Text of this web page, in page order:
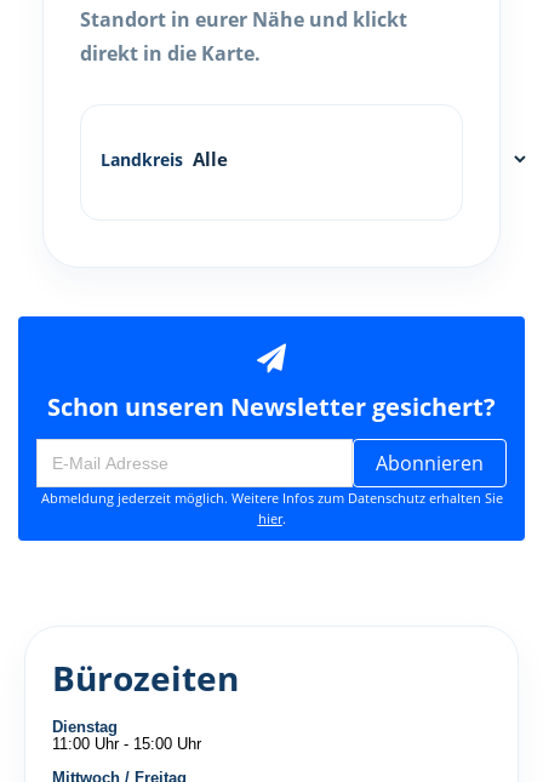
Standort in eurer Nähe und klickt
direkt in die Karte.
Landkreis
Schon unseren Newsletter gesichert?
Abonnieren
Abmeldung jederzeit möglich. Weitere Infos zum Datenschutz erhalten Sie
hier.
Bürozeiten
Dienstag
11:00 Uhr - 15:00 Uhr
Mittwoch / Freitag